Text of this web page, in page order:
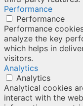
Performance
Performance
Performance
analyze the key
which helps in
visitors.
Analytics
Analytics
Analytical cookies
interact with the